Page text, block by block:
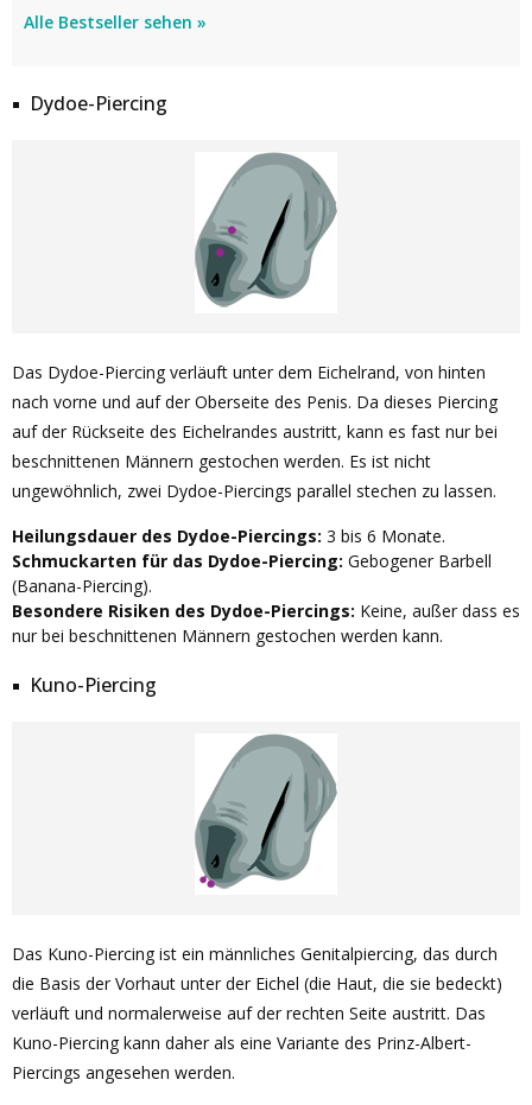
Alle Bestseller sehen »
Dydoe-Piercing
Das Dydoe-Piercing verläuft unter dem Eichelrand, von hinten
nach vorne und auf der Oberseite des Penis. Da dieses Piercing
auf der Rückseite des Eichelrandes austritt, kann es fast nur bei
beschnittenen Männern gestochen werden. Es ist nicht
ungewöhnlich, zwei Dydoe-Piercings parallel stechen zu lassen.
Heilungsdauer des Dydoe-Piercings: 3 bis 6 Monate.
Schmuckarten für das Dydoe-Piercing: Gebogener Barbell
(Banana-Piercing).
Besondere Risiken des Dydoe-Piercings: Keine, außer dass es
nur bei beschnittenen Männern gestochen werden kann.
Kuno-Piercing
Das Kuno-Piercing ist ein männliches Genitalpiercing, das durch
die Basis der Vorhaut unter der Eichel (die Haut, die sie bedeckt)
verläuft und normalerweise auf der rechten Seite austritt. Das
Kuno-Piercing kann daher als eine Variante des Prinz-Albert-
Piercings angesehen werden.